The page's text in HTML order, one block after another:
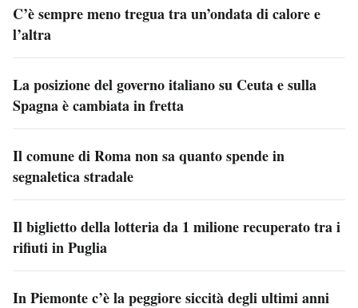
C’è sempre meno tregua tra un’ondata di calore e
l’altra
La posizione del governo italiano su Ceuta e sulla
Spagna è cambiata in fretta
Il comune di Roma non sa quanto spende in
segnaletica stradale
Il biglietto della lotteria da 1 milione recuperato tra i
rifiuti in Puglia
In Piemonte c’è la peggiore siccità degli ultimi anni